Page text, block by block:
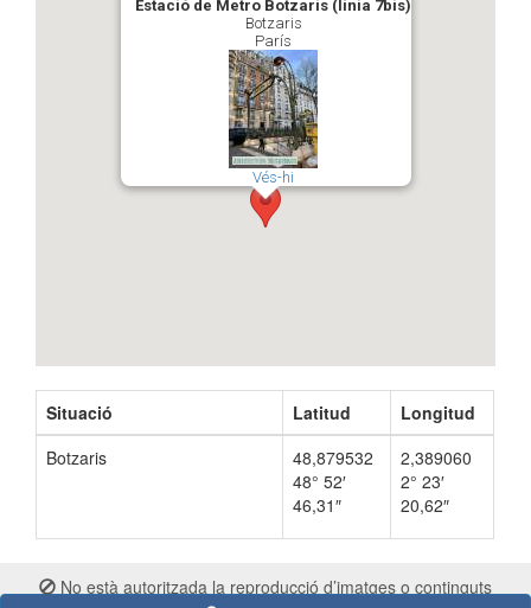
Estació de Metro Botzaris (línia 7bis)
Botzaris
París
Vés-hi
Situació Latitud
Longitud
Botzaris
48,879532
48° 52′
46,31″
2,389060
2° 23′
20,62″
No està autoritzada la reproducció d’imatges o continguts